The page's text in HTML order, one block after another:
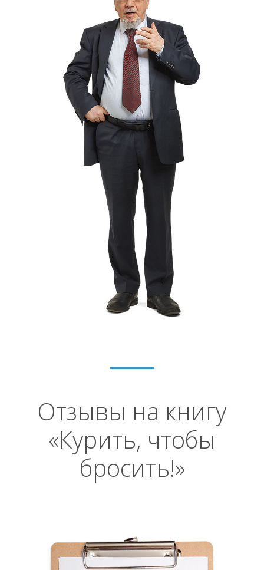
Отзывы на книгу
«Курить, чтобы
бросить!»